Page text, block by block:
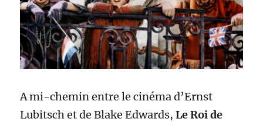
A mi-chemin entre le cinéma d’Ernst
Lubitsch et de Blake Edwards,Le Roi de